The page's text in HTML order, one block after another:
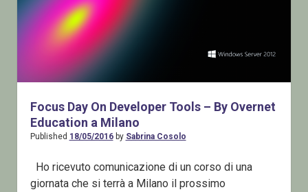
dagli
MVP
di
tutto
il
Focus Day On Developer Tools – By Overnet
Education a Milano
Published 18/05/2016by Sabrina Cosolo
Ho ricevuto comunicazione di un corso di una
giornata che si terrà a Milano il prossimo